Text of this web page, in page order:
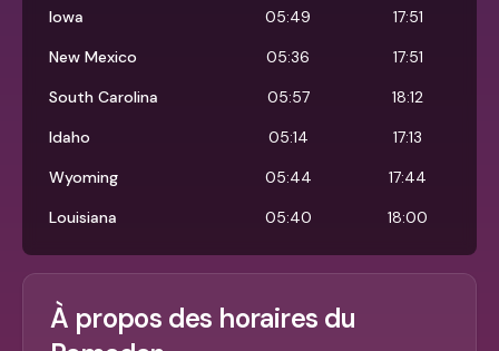
Iowa
05:49
17:51
New Mexico
05:36
17:51
South Carolina
05:57
18:12
Idaho
05:14
17:13
Wyoming
05:44
17:44
Louisiana
05:40 18:00
À propos des horaires du